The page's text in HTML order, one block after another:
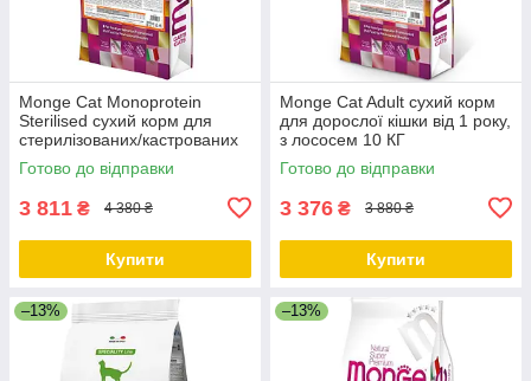
Monge Cat Monoprotein
Sterilised сухий корм для
стерилізованих/кастрованих
кішок з качкою 10 КГ
Готово до відправки
3 811 ₴ 4 380 ₴
Купити
Monge Cat Adult сухий корм
для дорослої кішки від 1 року,
з лососем 10 КГ
Готово до відправки
3 376 ₴ 3 880 ₴
Купити
–13% –13%